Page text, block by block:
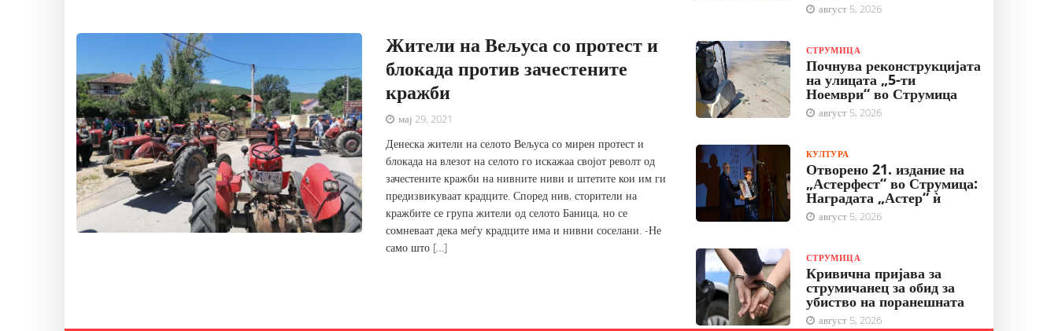
Жители на Вељуса со протест и
блокада против зачестените
кражби
мај 29, 2021
Денеска жители на селото Вељуса со мирен протест и
блокада на влезот на селото го искажаа својот револт од
зачестените кражби на нивните ниви и штетите кои им ги
предизвикуваат крадците. Според нив, сторители на
кражбите се група жители од селото Баница, но се
сомневаат дека меѓу крадците има и нивни соселани. -Не
само што […]
август 5, 2026
СТРУМИЦА
Почнува реконструкцијата
на улицата „5-ти
Ноември“ во Струмица
август 5, 2026
КУЛТУРА
Отворено 21. издание на
„Астерфест“ во Струмица:
Наградата „Астер“ ѝ
август 5, 2026
СТРУМИЦА
Кривична пријава за
струмичанец за обид за
убиство на поранешната
август 5, 2026